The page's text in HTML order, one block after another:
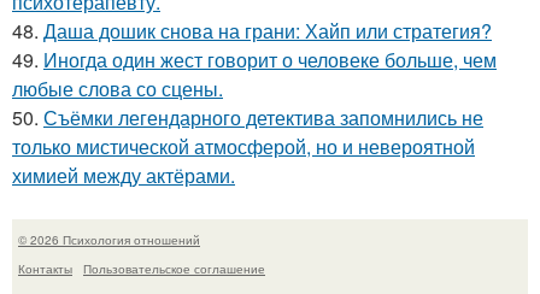
48. Даша дошик снова на грани: Хайп или стратегия?
49. Иногда один жест говорит о человеке больше, чем
любые слова со сцены.
50. Съёмки легендарного детектива запомнились не
только мистической атмосферой, но и невероятной
химией между актёрами.
© 2026 Психология отношений
Контакты
Пользовательское соглашение